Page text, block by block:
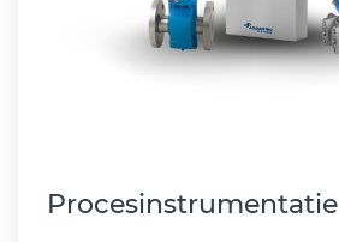
Procesinstrumentatie